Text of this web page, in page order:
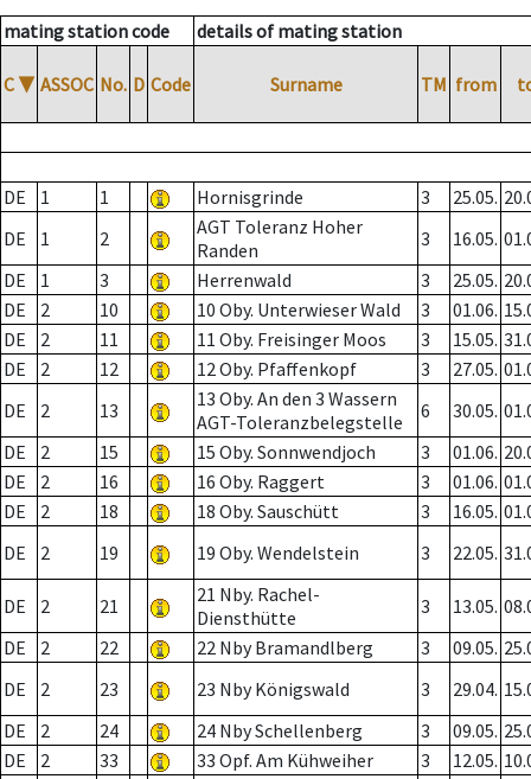
mating station code details of mating station
C ▼ ASSOC No. D Code Surname TM from
DE 1 1 Hornisgrinde 3 25.05.
DE
1 2
AGT Toleranz Hoher
Randen
3 16.05.
DE
1 3 Herrenwald 3 25.05.
DE
2 10 10 Oby. Unterwieser Wald 3 01.06.
DE
2 11 11 Oby. Freisinger Moos 3 15.05.
DE
2 12 12 Oby. Pfaffenkopf 3 27.05.
DE
2 13
13 Oby. An den 3 Wassern
AGT-Toleranzbelegstelle
6 30.05.
DE
2 15 15 Oby. Sonnwendjoch 3 01.06.
DE
2 16 16 Oby. Raggert 3 01.06.
DE
2 18 18 Oby. Sauschütt 3 16.05.
DE
2 19 19 Oby. Wendelstein 3 22.05.
DE 2 21
21 Nby. Rachel-
Diensthütte
3 13.05.
DE
2 22 22 Nby Bramandlberg 3 09.05.
DE
2 23 23 Nby Königswald 3 29.04.
DE
2 24 24 Nby Schellenberg 3 09.05.
DE
2 33 33 Opf. Am Kühweiher 3 12.05.